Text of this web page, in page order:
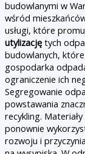
budowlanymi w
wśród
usługi, które
utylizację tych
budowlanych,
gospodarka
ograniczenie ich
Segregowanie
powstawania
recykling.
ponownie
rozwoju i